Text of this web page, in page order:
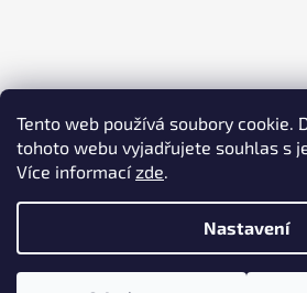
Tento web používá soubory cookie.
tohoto webu vyjadřujete souhlas s
Více informacízde.
Nastavení
Sledovat na Instagramu